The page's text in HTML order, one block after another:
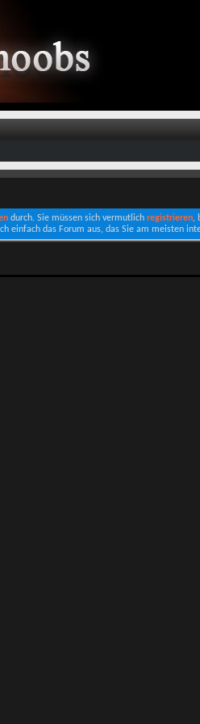
durch. Sie müssen sich vermutlich registrieren,
einfach das Forum aus, das Sie am meisten